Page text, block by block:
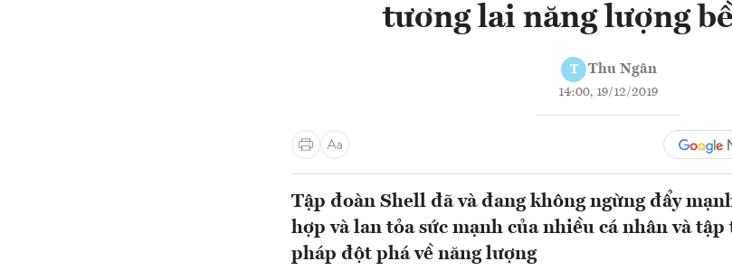
tương lai năng lượng
T Thu Ngân
14:00, 19/12/2019
Tập đoàn Shell đã và đang không ngừng đẩy
hợp và lan tỏa sức mạnh của nhiều cá nhân và
pháp đột phá về năng lượng